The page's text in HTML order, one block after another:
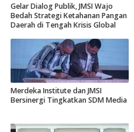
Gelar Dialog Publik, JMSI Wajo
Bedah Strategi Ketahanan Pangan
Daerah di Tengah Krisis Global
Merdeka Institute dan JMSI
Bersinergi Tingkatkan SDM Media